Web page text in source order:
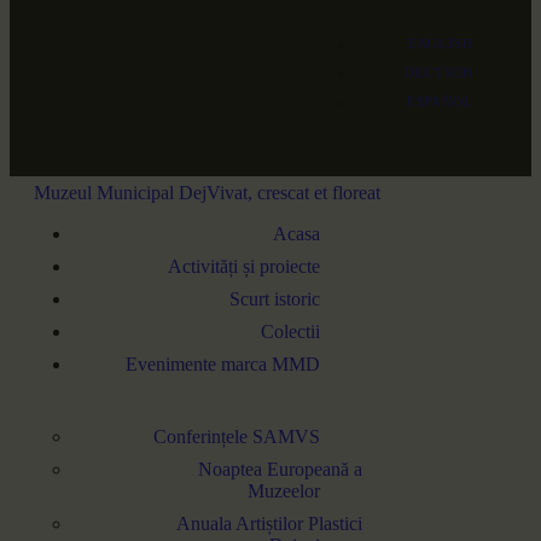
ENGLISH
DEUTSCH
ESPAÑOL
Muzeul Municipal DejVivat, crescat et floreat
Acasa
Activități și proiecte
Scurt istoric
Colectii
Evenimente marca MMD
Conferințele SAMVS
Noaptea Europeană a
Muzeelor
Anuala Artiștilor Plastici